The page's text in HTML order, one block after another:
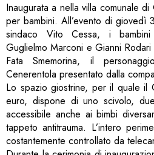
Inaugurata a nella villa comunale di
per bambini. All’evento di giovedì
sindaco Vito Cessa, i
Guglielmo Marconi e Gianni Rodari
Fata Smemorina, il
Cenerentola presentato dalla
Lo spazio giostrine, per il quale il
euro, dispone di uno scivolo,
accessibile anche ai bimbi
tappeto antitrauma. L’intero
costantemente controllato da